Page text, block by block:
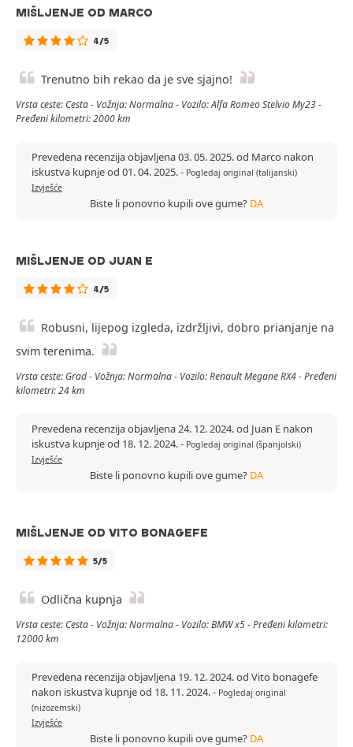
MIŠLJENJE OD MARCO
4/5
Trenutno bih rekao da je sve sjajno!
Vrsta ceste: Cesta - Vožnja: Normalna - Vozilo: Alfa Romeo Stelvio My23 -
Pređeni kilometri: 2000 km
Prevedena recenzija objavljena 03. 05. 2025. od Marco nakon
iskustva kupnje od 01. 04. 2025.- Pogledaj original (talijanski)
Izvješće
Biste li ponovno kupili ove gume? DA
MIŠLJENJE OD JUAN E
4/5
Robusni, lijepog izgleda, izdržljivi, dobro prianjanje na
svim terenima.
Vrsta ceste: Grad - Vožnja: Normalna - Vozilo: Renault Megane RX4 - Pređeni
kilometri: 24 km
Prevedena recenzija objavljena 24. 12. 2024. od Juan E nakon
iskustva kupnje od 18. 12. 2024.- Pogledaj original (španjolski)
Izvješće
Biste li ponovno kupili ove gume? DA
MIŠLJENJE OD VITO BONAGEFE
5/5
Odlična kupnja
Vrsta ceste: Cesta - Vožnja: Normalna - Vozilo: BMW x5 - Pređeni kilometri:
12000 km
Prevedena recenzija objavljena 19. 12. 2024. od Vito bonagefe
nakon iskustva kupnje od 18. 11. 2024.- Pogledaj original
(nizozemski)
Izvješće
Biste li ponovno kupili ove gume? DA